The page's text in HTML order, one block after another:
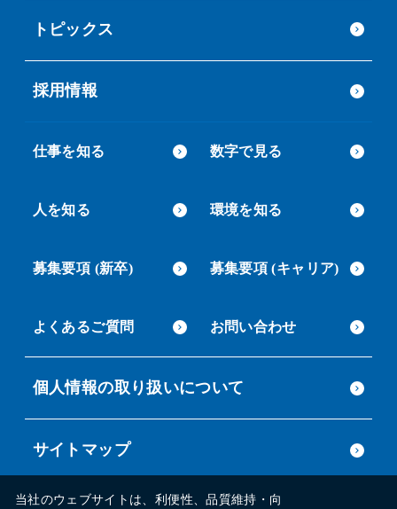
トピックス
採用情報
仕事を知る 数字で見る
人を知る 環境を知る
募集要項 (新卒) 募集要項 (キャリア)
よくあるご質問 お問い合わせ
個人情報の取り扱いについて
サイトマップ
当社のウェブサイトは、利便性、品質維持・向